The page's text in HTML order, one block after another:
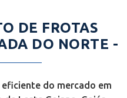
DE FROTAS
DO NORTE -
do mercado em